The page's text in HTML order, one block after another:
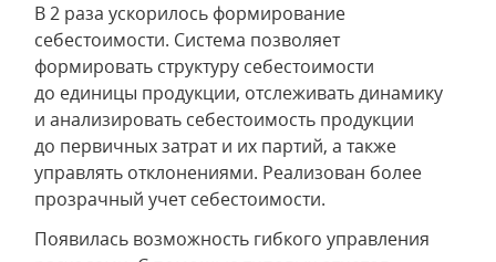
В 2 раза ускорилось формирование
себестоимости. Система позволяет
формировать структуру себестоимости
до единицы продукции, отслеживать динамику
и анализировать себестоимость продукции
до первичных затрат и их партий, а также
управлять отклонениями. Реализован более
прозрачный учет себестоимости.
Появилась возможность гибкого управления